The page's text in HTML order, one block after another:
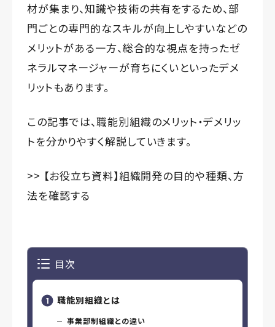
材が集まり、知識や技術の共有をするため、部
門ごとの専門的なスキルが向上しやすいなどの
メリットがある一方、総合的な視点を持ったゼ
ネラルマネージャーが育ちにくいといったデメ
リットもあります。
この記事では、職能別組織のメリット・デメリッ
トを分かりやすく解説していきます。
>> 【お役立ち資料】組織開発の目的や種類、方
法を確認する
目次
職能別組織とは
事業部制組織との違い